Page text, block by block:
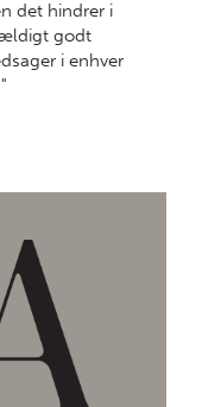
det hindrer i
godt
i enhver